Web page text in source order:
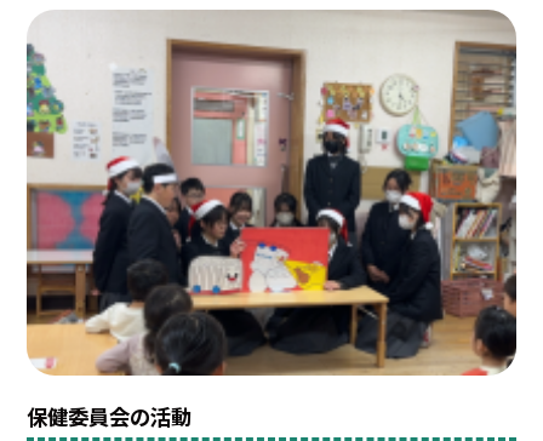
保健委員会の活動